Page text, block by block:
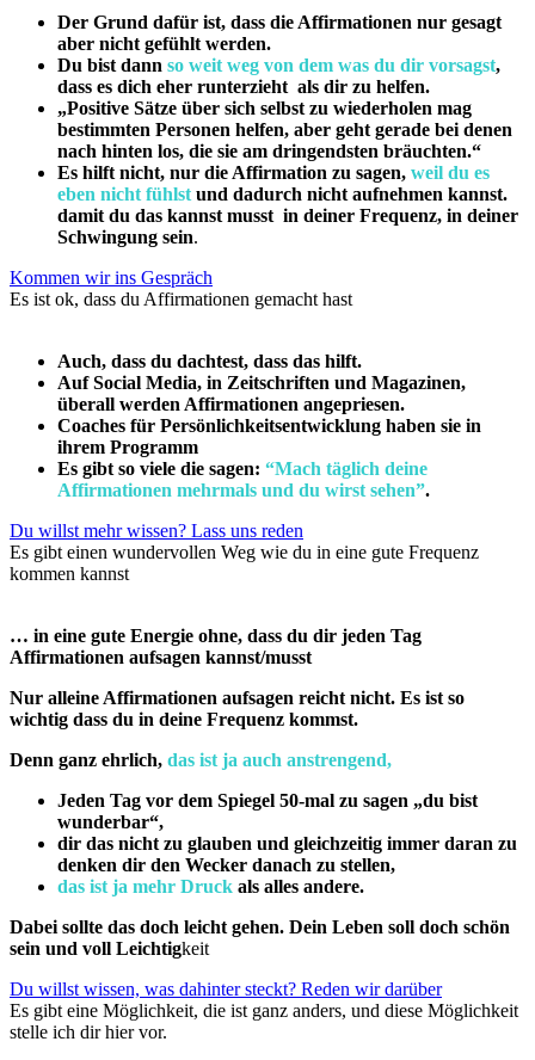
Der Grund dafür ist, dass die Affirmationen nur gesagt
aber nicht gefühlt werden.
Du bist dann so weit weg von dem was du dir vorsagst,
dass es dich eher runterzieht als dir zu helfen.
„Positive Sätze über sich selbst zu wiederholen mag
bestimmten Personen helfen, aber geht gerade bei denen
nach hinten los, die sie am dringendsten bräuchten.“
Es hilft nicht, nur die Affirmation zu sagen, weil du es
eben nicht fühlst und dadurch nicht aufnehmen kannst.
damit du das kannst musst in deiner Frequenz, in deiner
Schwingung sein.
Kommen wir ins Gespräch
Es ist ok, dass du Affirmationen gemacht hast
Auch, dass du dachtest, dass das hilft.
Auf Social Media, in Zeitschriften und Magazinen,
überall werden Affirmationen angepriesen.
Coaches für Persönlichkeitsentwicklung haben sie in
ihrem Programm
Es gibt so viele die sagen: “Mach täglich deine
Affirmationen mehrmals und du wirst sehen”.
Du willst mehr wissen? Lass uns reden
Es gibt einen wundervollen Weg wie du in eine gute Frequenz
kommen kannst
… in eine gute Energie ohne, dass du dir jeden Tag
Affirmationen aufsagen kannst/musst
Nur alleine Affirmationen aufsagen reicht nicht. Es ist so
wichtig dass du in deine Frequenz kommst.
Denn ganz ehrlich, das ist ja auch anstrengend,
Jeden Tag vor dem Spiegel 50-mal zu sagen „du bist
wunderbar“,
dir das nicht zu glauben und gleichzeitig immer daran zu
denken dir den Wecker danach zu stellen,
das ist ja mehr Druck als alles andere.
Dabei sollte das doch leicht gehen. Dein Leben soll doch schön
sein und voll Leichtigkeit
Du willst wissen, was dahinter steckt? Reden wir darüber
Es gibt eine Möglichkeit, die ist ganz anders, und diese Möglichkeit
stelle ich dir hier vor.